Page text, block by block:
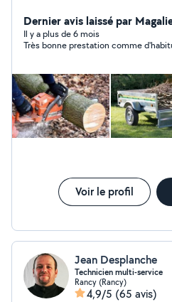
Dernier avis laissé par
Il y a plus de 6 mois
Très bonne prestation comme
Voir le profil
Jean Desplanche
Technicien multi-service
Rancy (Rancy)
4,9/5 (65 avis)